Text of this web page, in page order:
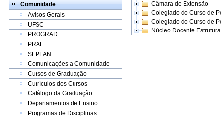
Comunidade
Avisos Gerais
UFSC
PROGRAD
PRAE
SEPLAN
Comunicações a Comunidade
Cursos de Graduação
Currículos dos Cursos
Catálogo da Graduação
Departamentos de Ensino
Programas de Disciplinas
Câmara de Extensão
Colegiado do Curso de
Colegiado do Curso de
Núcleo Docente